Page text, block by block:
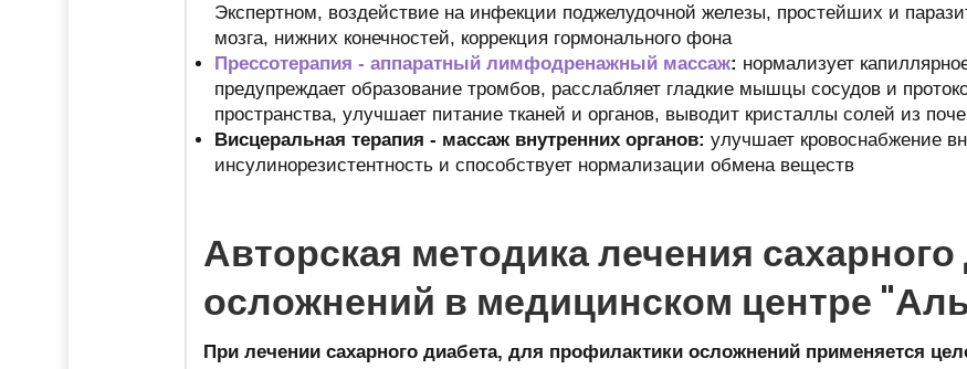
Экспертном, воздействие на инфекции поджелудочной железы, простейших и
мозга, нижних конечностей, коррекция гормонального фона
Прессотерапия - аппаратный лимфодренажный массаж: нормализует
предупреждает образование тромбов, расслабляет гладкие мышцы сосудов и
пространства, улучшает питание тканей и органов, выводит кристаллы солей из
Висцеральная терапия - массаж внутренних органов: улучшает кровоснабжение
инсулинорезистентность и способствует нормализации обмена веществ
Авторская методика лечения сахарного
осложнений в медицинском центре
При лечении сахарного диабета, для профилактики осложнений применяется